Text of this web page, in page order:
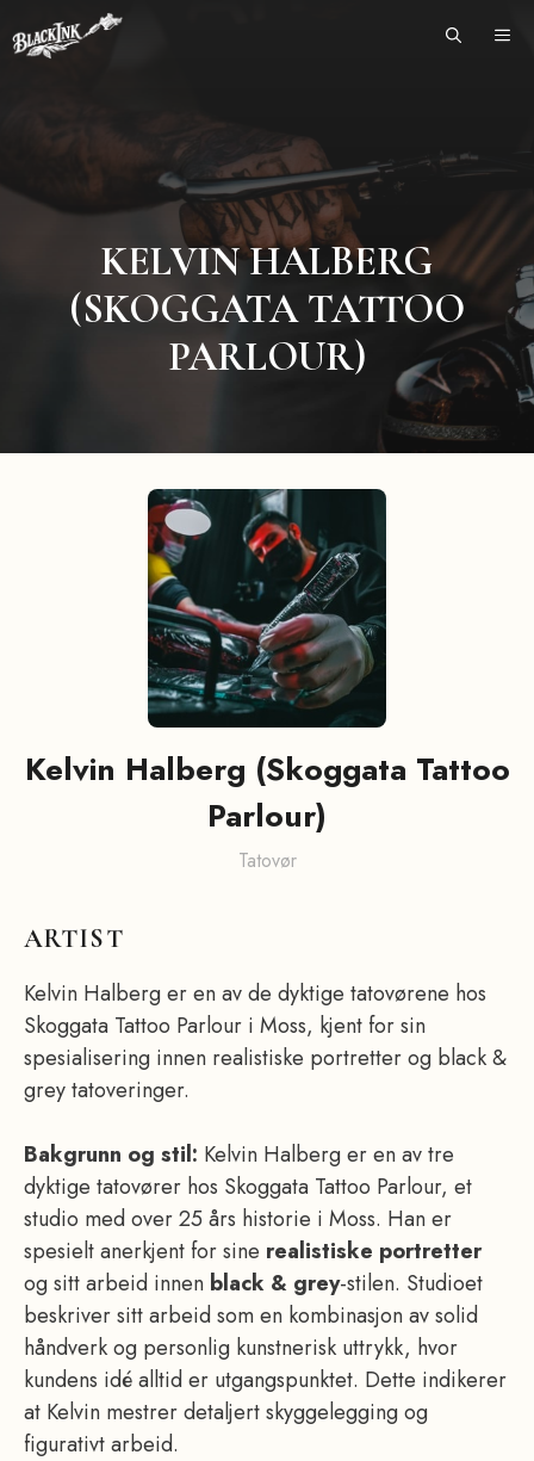
to
KELVIN HALBERG
(SKOGGATA TATTOO
PARLOUR)
Kelvin Halberg (Skoggata Tattoo
Parlour)
Tatovør
ARTIST
Kelvin Halberg er en av de dyktige tatovørene hos
Skoggata Tattoo Parlour i Moss, kjent for sin
spesialisering innen realistiske portretter og black &
grey tatoveringer.
Bakgrunn og stil: Kelvin Halberg er en av tre
dyktige tatovører hos Skoggata Tattoo Parlour, et
studio med over 25 års historie i Moss. Han er
spesielt anerkjent for sine realistiske portretter
og sitt arbeid innen black & grey-stilen. Studioet
beskriver sitt arbeid som en kombinasjon av solid
håndverk og personlig kunstnerisk uttrykk, hvor
kundens idé alltid er utgangspunktet. Dette indikerer
at Kelvin mestrer detaljert skyggelegging og
figurativt arbeid.